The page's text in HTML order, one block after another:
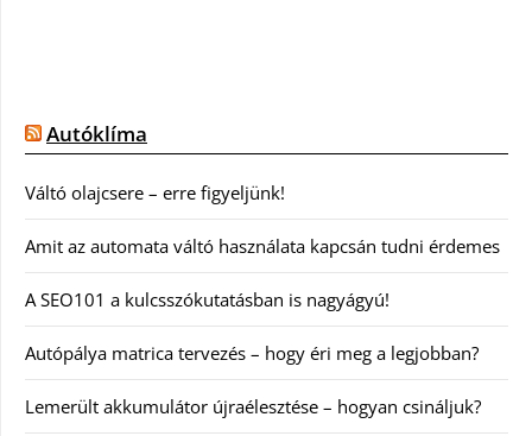
Autóklíma
Váltó olajcsere – erre figyeljünk!
Amit az automata váltó használata kapcsán tudni érdemes
A SEO101 a kulcsszókutatásban is nagyágyú!
Autópálya matrica tervezés – hogy éri meg a legjobban?
Lemerült akkumulátor újraélesztése – hogyan csináljuk?